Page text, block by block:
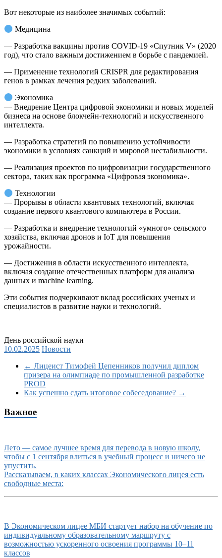
Вот некоторые из наиболее значимых событий:
Медицина
— Разработка вакцины против COVID-19 «Спутник V» (2020
год), что стало важным достижением в борьбе с пандемией.
— Применение технологий CRISPR для редактирования
генов в рамках лечения редких заболеваний.
Экономика
— Внедрение Центра цифровой экономики и новых моделей
бизнеса на основе блокчейн-технологий и искусственного
интеллекта.
— Разработка стратегий по повышению устойчивости
экономики в условиях санкций и мировой нестабильности.
— Реализация проектов по цифровизации государственного
сектора, таких как программа «Цифровая экономика».
Технологии
— Прорывы в области квантовых технологий, включая
создание первого квантового компьютера в России.
— Разработка и внедрение технологий «умного» сельского
хозяйства, включая дронов и IoT для повышения
урожайности.
— Достижения в области искусственного интеллекта,
включая создание отечественных платформ для анализа
данных и machine learning.
Эти события подчеркивают вклад российских ученых и
специалистов в развитие науки и технологий.
День российской науки
10.02.2025 Новости
← Лицеист Тимофей Цепенников получил диплом
призера на олимпиаде по промышленной разработке
PROD
Как успешно сдать итоговое собеседование? →
Важное
Лето — самое лучшее время для перевода в новую школу,
чтобы с 1 сентября влиться в учебный процесс и ничего не
упустить.
Рассказываем, в каких классах Экономического лицея есть
свободные места:
В Экономическом лицее МБИ стартует набор на обучение по
индивидуальному образовательному маршруту с
возможностью ускоренного освоения программы 10–11
классов